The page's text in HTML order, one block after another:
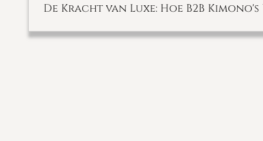
De Kracht van Luxe: Hoe B2B